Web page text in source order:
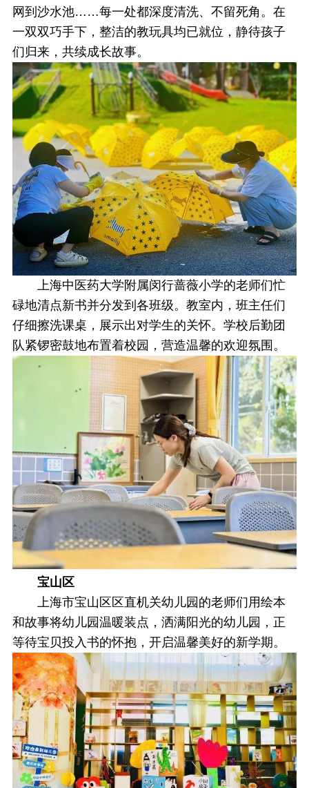
网到沙水池……每一处都深度清洗、不留死角。在
一双双巧手下，整洁的教玩具均已就位，静待孩子
们归来，共续成长故事。
上海中医药大学附属闵行蔷薇小学的老师们忙
碌地清点新书并分发到各班级。教室内，班主任们
仔细擦洗课桌，展示出对学生的关怀。学校后勤团
队紧锣密鼓地布置着校园，营造温馨的欢迎氛围。
宝山区
上海市宝山区区直机关幼儿园的老师们用绘本
和故事将幼儿园温暖装点，洒满阳光的幼儿园，正
等待宝贝投入书的怀抱，开启温馨美好的新学期。